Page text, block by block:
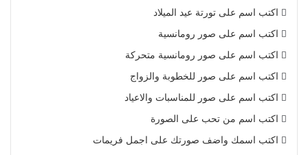
اكتب اسم على تورتة عيد الميلاد
اكتب اسم على صور رومانسية
اكتب اسم على صور رومانسية متحركة
اكتب اسم على صور للخطوبة والزواج
اكتب اسم على صور للمناسبات والاعياد
اكتب اسم من تحب على الصورة
اكتب اسمك واضف صورتك على اجمل فريمات